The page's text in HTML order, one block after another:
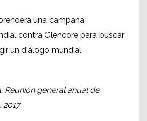
una campaña
contra Glencore para buscar
un diálogo mundial
Reunión general anual de
2017